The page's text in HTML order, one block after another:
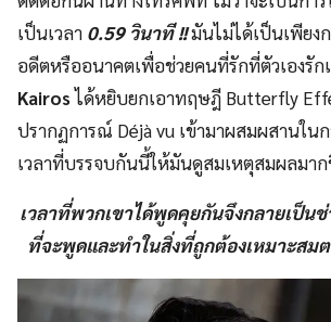
เป็นเวลา 0.59 วินาที !!มันไม่ได้เป็นเพียง
อดีตหรืออนาคตเพื่อช่วยคนที่รักที่ตัวเองรัก
Kairosได้หยิบยกเอาทฤษฎี Butterfly
ปรากฏการณ์ Déjà vu เข้ามาผสมผสานในก
เวลาที่บรรจบกันนี้ให้มันดูสมเหตุสมผลมา
เวลาที่พวกเขาได้พูดคุยกันจึงกลายเป็นช่
ที่จะพูดและทำในสิ่งที่ถูกต้องเหมาะสมต